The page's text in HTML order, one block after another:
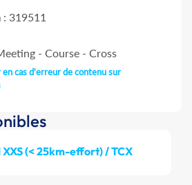
: 319511
- Course - Cross
cas d'erreur de contenu sur
(< 25km-effort) / TCX